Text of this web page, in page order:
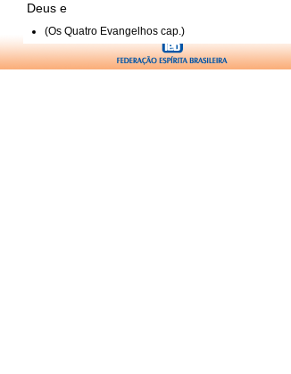
Deus e
(Os Quatro Evangelhos cap.)
(Os Quatro Evangelhos cap.)